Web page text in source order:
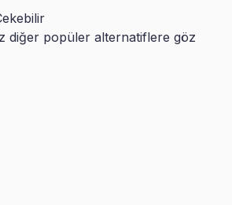
diğer popüler alternatiflere göz